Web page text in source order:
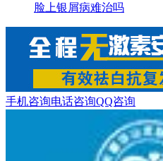
脸上银屑病难治吗
手机咨询电话咨询QQ咨询